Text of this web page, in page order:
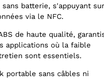
batterie, s'appuyant
via le NFC.
de haute qualité,
applications où la faible
sont essentiels.
portable sans câbles ni